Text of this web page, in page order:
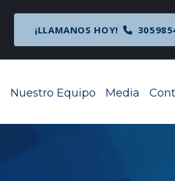
¡LLAMANOS HOY!
Toggle Menu
Nuestro Equipo Toggle Menu
Media